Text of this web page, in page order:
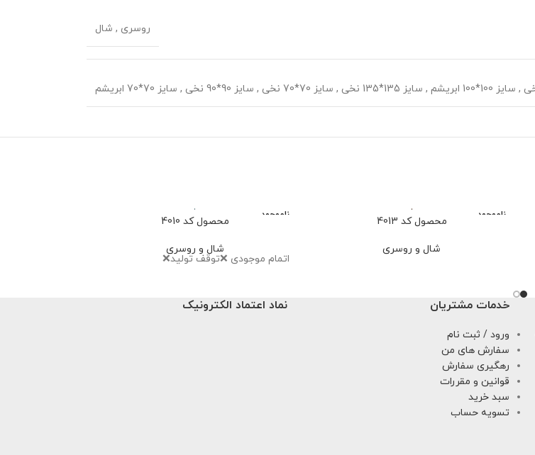
روسری , شال
, سایز 100*100 ابریشم , سایز 135*135 نخی , سایز 70*70 نخی , سایز 90*90 نخی , سایز 70*70 ابریشم
ناموجود محصول کد 4013
شال و روسری
ناموجود محصول کد 4010
شال و روسری
اتمام موجودی ❌توقف تولید❌
خدمات مشتریان
ورود / ثبت نام
سفارش های من
رهگیری سفارش
قوانین و مقررات
سبد خرید
تسویه حساب
نماد اعتماد الکترونیک